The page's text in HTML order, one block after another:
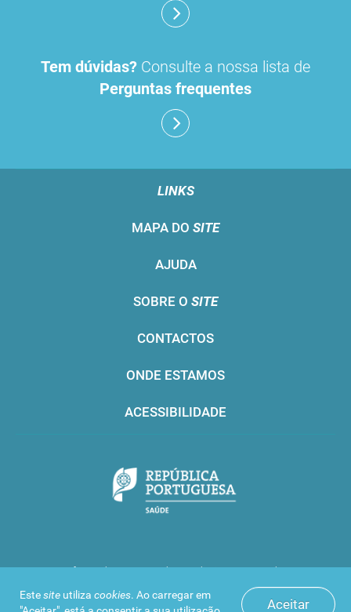
Aceitar
Estesite utiliza cookies. Ao carregar em
Tem dúvidas? Consulte a nossa lista de
Perguntas frequentes
LINKS
MAPA DO SITE
AJUDA
SOBRE O SITE
CONTACTOS
ONDE ESTAMOS
ACESSIBILIDADE
Infarmed © 2016. Todos os direitos reservados